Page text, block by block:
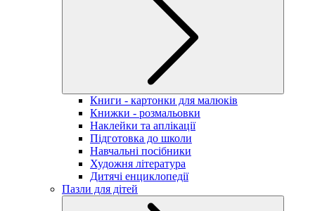
Книги - картонки для малюків
Книжки - розмальовки
Наклейки та аплікації
Підготовка до школи
Навчальні посібники
Художня література
Дитячі енциклопедії
Пазли для дітей